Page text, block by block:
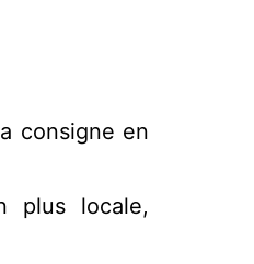
consigne en
plus locale,